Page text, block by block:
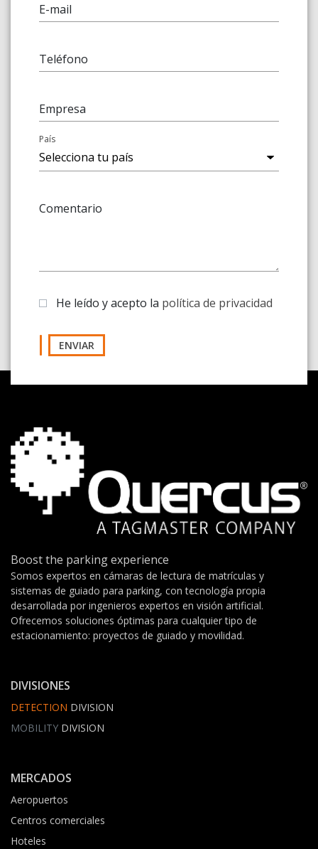
E-mail
Teléfono
Empresa
País
Comentario
He leído y acepto la política de privacidad
ENVIAR
Boost the parking experience
Somos expertos en cámaras de lectura de matrículas y
sistemas de guiado para parking, con tecnología propia
desarrollada por ingenieros expertos en visión artificial.
Ofrecemos soluciones óptimas para cualquier tipo de
estacionamiento: proyectos de guiado y movilidad.
DIVISIONES
DETECTION DIVISION
MOBILITY DIVISION
MERCADOS
Aeropuertos
Centros comerciales
Hoteles